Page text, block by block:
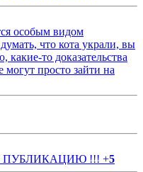
особым видом
что кота украли, вы
то доказательства
просто зайти на
ПУБЛИКАЦИЮ !!! +5